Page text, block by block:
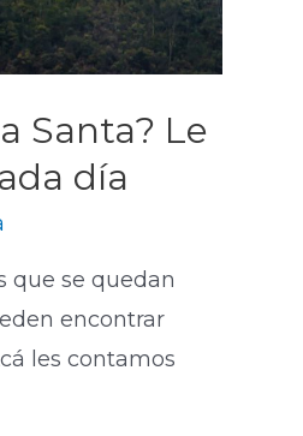
Santa? Le
día
que se quedan
encontrar
les contamos